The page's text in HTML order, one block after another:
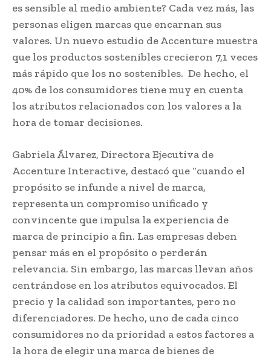
es sensible al medio ambiente? Cada vez más, las
personas eligen marcas que encarnan sus
valores. Un nuevo estudio de Accenture muestra
que los productos sostenibles crecieron 7,1 veces
más rápido que los no sostenibles. De hecho, el
40% de los consumidores tiene muy en cuenta
los atributos relacionados con los valores a la
hora de tomar decisiones.
Gabriela Álvarez, Directora Ejecutiva de
Accenture Interactive, destacó que “cuando el
propósito se infunde a nivel de marca,
representa un compromiso unificado y
convincente que impulsa la experiencia de
marca de principio a fin. Las empresas deben
pensar más en el propósito o perderán
relevancia. Sin embargo, las marcas llevan años
centrándose en los atributos equivocados. El
precio y la calidad son importantes, pero no
diferenciadores. De hecho, uno de cada cinco
consumidores no da prioridad a estos factores a
la hora de elegir una marca de bienes de